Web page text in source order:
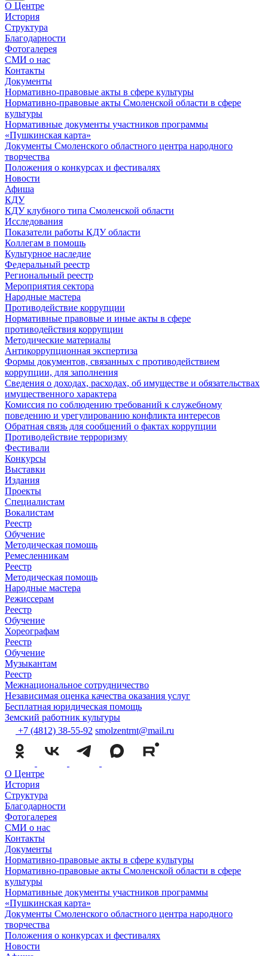
О Центре
История
Структура
Благодарности
Фотогалерея
СМИ о нас
Контакты
Документы
Нормативно-правовые акты в сфере культуры
Нормативно-правовые акты Смоленской области в сфере
культуры
Нормативные документы участников программы
«Пушкинская карта»
Документы Смоленского областного центра народного
творчества
Положения о конкурсах и фестивалях
Новости
Афиша
КДУ
КДУ клубного типа Смоленской области
Исследования
Показатели работы КДУ области
Коллегам в помощь
Культурное наследие
Федеральный реестр
Региональный реестр
Мероприятия сектора
Народные мастера
Противодействие коррупции
Нормативные правовые и иные акты в сфере
противодействия коррупции
Методические материалы
Антикоррупционная экспертиза
Формы документов, связанных с противодействием
коррупции, для заполнения
Сведения о доходах, расходах, об имуществе и обязательствах
имущественного характера
Комиссия по соблюдению требований к служебному
поведению и урегулированию конфликта интересов
Обратная связь для сообщений о фактах коррупции
Противодействие терроризму
Фестивали
Конкурсы
Выставки
Издания
Проекты
Специалистам
Вокалистам
Реестр
Обучение
Методическая помощь
Ремесленникам
Реестр
Методическая помощь
Народные мастера
Режиссерам
Реестр
Обучение
Хореографам
Реестр
Обучение
Музыкантам
Реестр
Межнациональное сотрудничество
Независимая оценка качества оказания услуг
Бесплатная юридическая помощь
Земский работник культуры
+7 (4812) 38-55-92 smolzentrnt@mail.ru
О Центре
История
Структура
Благодарности
Фотогалерея
СМИ о нас
Контакты
Документы
Нормативно-правовые акты в сфере культуры
Нормативно-правовые акты Смоленской области в сфере
культуры
Нормативные документы участников программы
«Пушкинская карта»
Документы Смоленского областного центра народного
творчества
Положения о конкурсах и фестивалях
Новости